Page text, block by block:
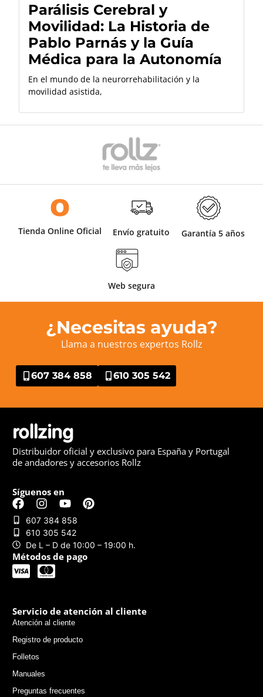
Parálisis Cerebral y
Movilidad: La Historia de
Pablo Parnás y la Guía
Médica para la Autonomía
En el mundo de la neurorrehabilitación y la
movilidad asistida,
Tienda Online Oficial Envío gratuito Garantía 5 años
Web segura
¿Necesitas ayuda?
Llama a nuestros expertos Rollz
607 384 858 610 305 542
Distribuidor oficial y exclusivo para España y Portugal
de andadores y accesorios Rollz
Síguenos en
607 384 858
610 305 542
De L – D de 10:00 – 19:00 h.
Métodos de pago
Servicio de atención al cliente
Atención al cliente
Registro de producto
Folletos
Manuales
Preguntas frecuentes